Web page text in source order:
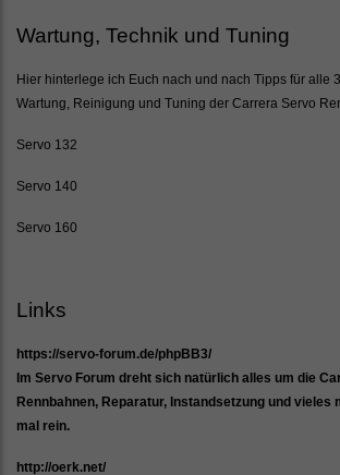
Wartung, Technik und Tuning
Hier hinterlege ich Euch nach und nach Tipps für alle
Wartung, Reinigung und Tuning der Carrera Servo
Servo 132
Servo 140
Servo 160
Links
https://servo-forum.de/phpBB3/
Im Servo Forum dreht sich natürlich alles um die
Rennbahnen, Reparatur, Instandsetzung und vieles
mal rein.
http://oerk.net/